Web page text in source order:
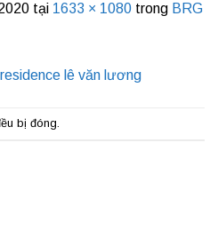
tại 1633 × 1080 trong BRG
bị đóng.